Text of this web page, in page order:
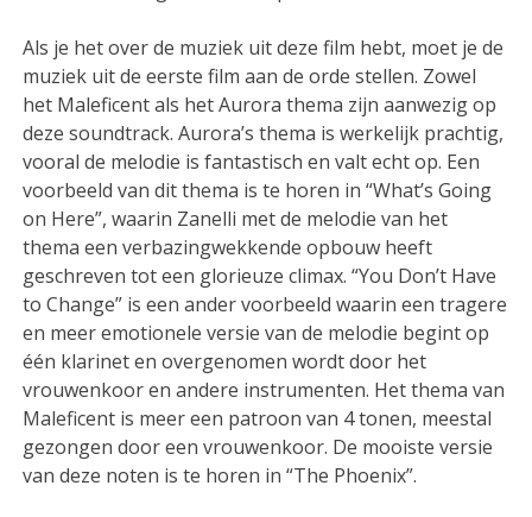
Als je het over de muziek uit deze film hebt, moet je de
muziek uit de eerste film aan de orde stellen. Zowel
het Maleficent als het Aurora thema zijn aanwezig op
deze soundtrack. Aurora’s thema is werkelijk prachtig,
vooral de melodie is fantastisch en valt echt op. Een
voorbeeld van dit thema is te horen in “What’s Going
on Here”, waarin Zanelli met de melodie van het
thema een verbazingwekkende opbouw heeft
geschreven tot een glorieuze climax. “You Don’t Have
to Change” is een ander voorbeeld waarin een tragere
en meer emotionele versie van de melodie begint op
één klarinet en overgenomen wordt door het
vrouwenkoor en andere instrumenten. Het thema van
Maleficent is meer een patroon van 4 tonen, meestal
gezongen door een vrouwenkoor. De mooiste versie
van deze noten is te horen in “The Phoenix”.